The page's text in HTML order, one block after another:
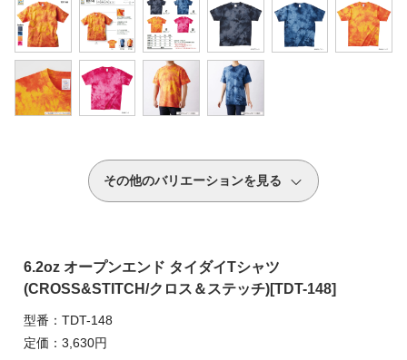
その他のバリエーションを見る
6.2oz オープンエンド タイダイTシャツ
(CROSS&STITCH/クロス＆ステッチ)[TDT-148]
型番：TDT-148
定価：3,630円